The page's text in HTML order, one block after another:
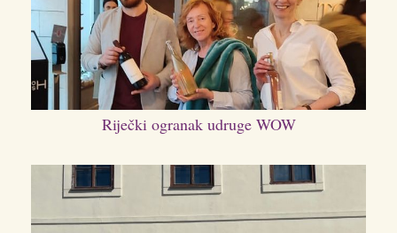
Riječki ogranak udruge WOW